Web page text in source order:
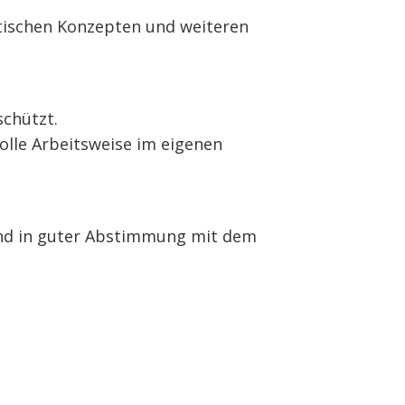
Konzepten und weiteren
Arbeitsweise im eigenen
in guter Abstimmung mit dem